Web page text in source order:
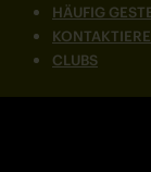
HÄUFIG
CLUBS